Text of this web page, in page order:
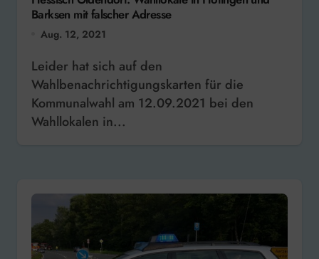
Barksen mit falscher Adresse
Aug. 12, 2021
Leider hat sich auf den
Wahlbenachrichtigungskarten für die
Kommunalwahl am 12.09.2021 bei den
Wahllokalen in...